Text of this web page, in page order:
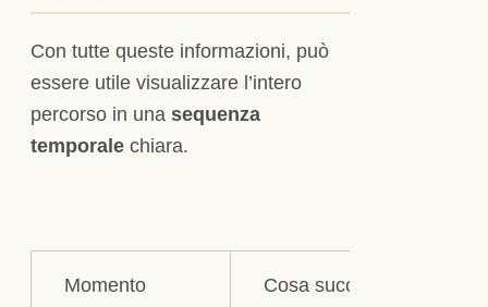
Con tutte queste informazioni, può
essere utile visualizzare l’intero
percorso in una sequenza
temporale chiara.
Momento Cosa succede